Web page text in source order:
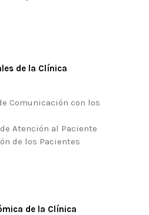
de la Clínica
Comunicación con los
Atención al Paciente
de los Pacientes
de la Clínica